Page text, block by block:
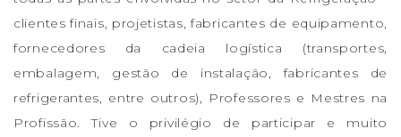
clientes finais, projetistas, fabricantes de equipamento,
fornecedores da cadeia logística (transportes,
embalagem, gestão de instalação, fabricantes de
refrigerantes, entre outros), Professores e Mestres na
Profissão. Tive o privilégio de participar e muito